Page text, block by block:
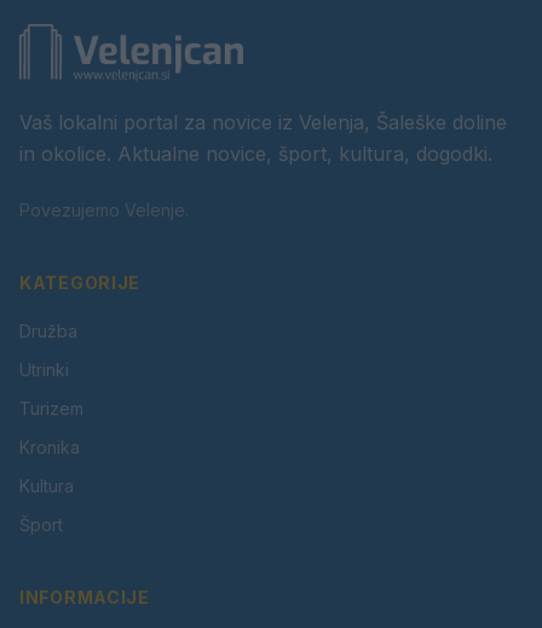
Vaš lokalni portal za novice iz Velenja, Šaleške doline
in okolice. Aktualne novice, šport, kultura, dogodki.
Povezujemo Velenje.
KATEGORIJE
Družba
Utrinki
Turizem
Kronika
Kultura
Šport
INFORMACIJE